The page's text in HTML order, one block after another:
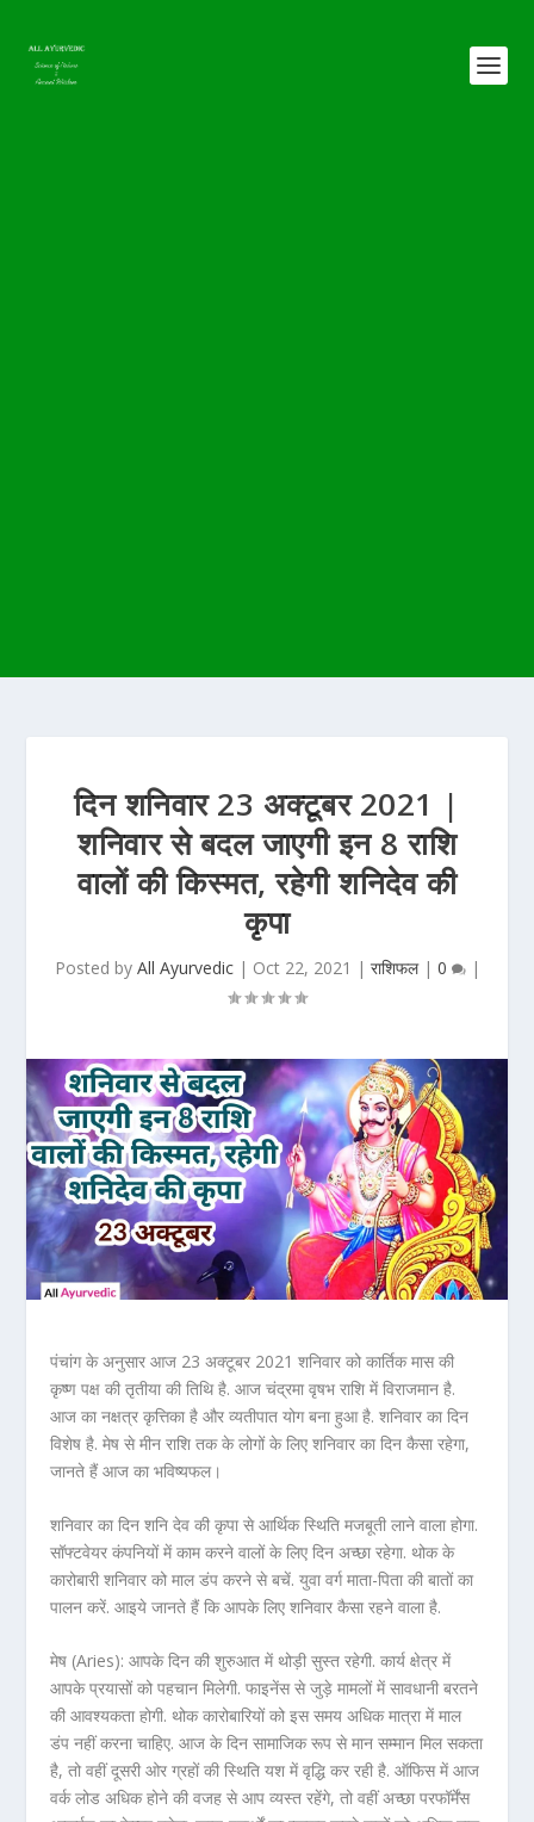
दिन शनिवार 23 अक्टूबर 2021 |
शनिवार से बदल जाएगी इन 8 राशि
वालों की किस्मत, रहेगी शनिदेव की
कृपा
Posted by All Ayurvedic| Oct 22, 2021 | राशिफल| 0 |
पंचांग के अनुसार आज 23 अक्टूबर 2021 शनिवार को कार्तिक मास की
कृष्ण पक्ष की तृतीया की तिथि है. आज चंद्रमा वृषभ राशि में विराजमान है.
आज का नक्षत्र कृत्तिका है और व्यतीपात योग बना हुआ है. शनिवार का दिन
विशेष है. मेष से मीन राशि तक के लोगों के लिए शनिवार का दिन कैसा रहेगा,
जानते हैं आज का भविष्यफल।
शनिवार का दिन शनि देव की कृपा से आर्थिक स्थिति मजबूती लाने वाला होगा.
सॉफ्टवेयर कंपनियों में काम करने वालों के लिए दिन अच्छा रहेगा. थोक के
कारोबारी शनिवार को माल डंप करने से बचें. युवा वर्ग माता-पिता की बातों का
पालन करें. आइये जानते हैं कि आपके लिए शनिवार कैसा रहने वाला है.
मेष (Aries): आपके दिन की शुरुआत में थोड़ी सुस्त रहेगी. कार्य क्षेत्र में
आपके प्रयासों को पहचान मिलेगी. फाइनेंस से जुड़े मामलों में सावधानी बरतने
की आवश्यकता होगी. थोक कारोबारियों को इस समय अधिक मात्रा में माल
डंप नहीं करना चाहिए. आज के दिन सामाजिक रूप से मान सम्मान मिल सकता
है, तो वहीं दूसरी ओर ग्रहों की स्थिति यश में वृद्धि कर रही है. ऑफिस में आज
वर्क लोड अधिक होने की वजह से आप व्यस्त रहेंगे, तो वहीं अच्छा परफॉर्मेंस